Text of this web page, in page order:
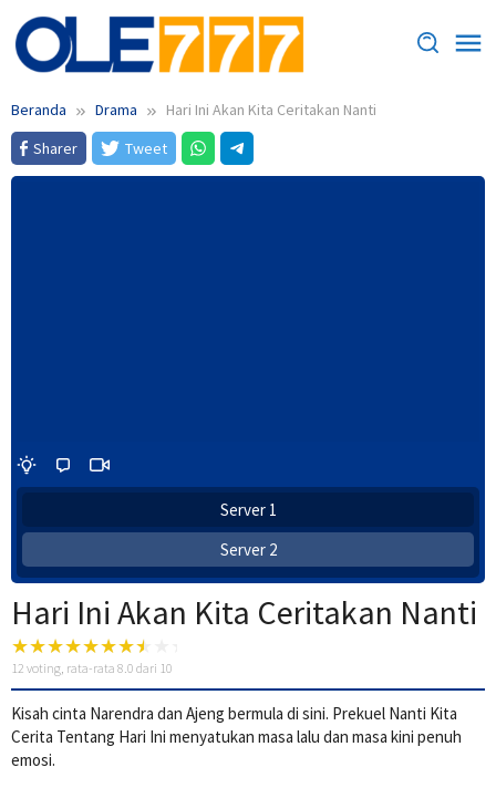
Loncat
ke
konten
Beranda Drama
Hari Ini Akan Kita Ceritakan Nanti
Sharer
Tweet
Server 1
Server 2
Hari Ini Akan Kita Ceritakan Nanti
12 voting, rata-rata 8.0 dari 10
Kisah cinta Narendra dan Ajeng bermula di sini. Prekuel Nanti Kita
Cerita Tentang Hari Ini menyatukan masa lalu dan masa kini penuh
emosi.